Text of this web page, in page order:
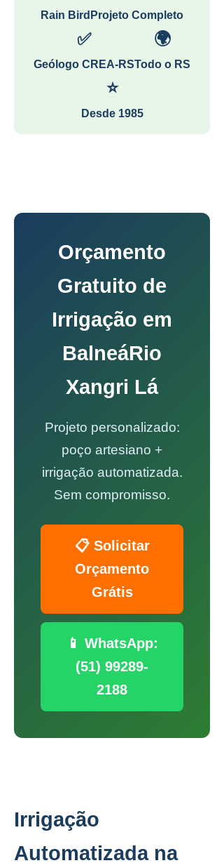
Rain BirdProjeto Completo
✅
Geólogo CREA-RS
🌍
Todo o RS
⭐
Desde 1985
Orçamento
Gratuito de
Irrigação em
BalneáRio
Xangri Lá
Projeto personalizado:
poço artesiano +
irrigação automatizada.
Sem compromisso.
📋 Solicitar
Orçamento
Grátis
📱 WhatsApp:
(51) 99289-
2188
Irrigação
Automatizada na